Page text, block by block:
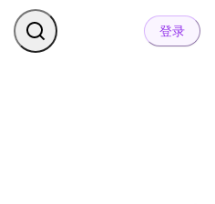
登录